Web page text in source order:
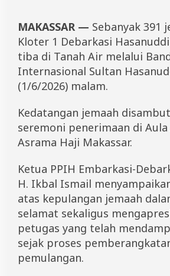
a
r
T
b
MAKASSAR — Sebanyak 391
Kloter 1 Debarkasi
tiba di Tanah Air melalui
Internasional Sultan
(1/6/2026) malam.
Kedatangan jemaah
seremoni penerimaan di
Asrama Haji Makassar.
Ketua PPIH Embarkasi-
H. Ikbal Ismail
atas kepulangan jemaah
selamat sekaligus
petugas yang telah
sejak proses
pemulangan.